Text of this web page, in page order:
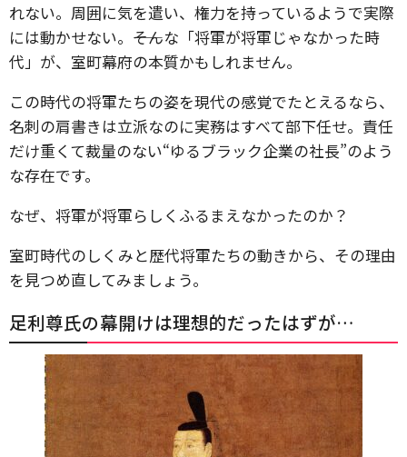
れない。周囲に気を遣い、権力を持っているようで実際
には動かせない。――そんな「将軍が将軍じゃなかった時
代」が、室町幕府の本質かもしれません。
この時代の将軍たちの姿を現代の感覚でたとえるなら、
名刺の肩書きは立派なのに実務はすべて部下任せ。責任
だけ重くて裁量のない“ゆるブラック企業の社長”のよう
な存在です。
なぜ、将軍が将軍らしくふるまえなかったのか？
室町時代のしくみと歴代将軍たちの動きから、その理由
を見つめ直してみましょう。
足利尊氏の幕開けは理想的だったはずが…